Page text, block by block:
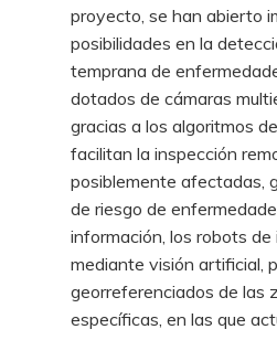
proyecto, se han abierto
posibilidades en la
temprana de
dotados de cámaras
gracias a los algoritmos
facilitan la inspección
posiblemente afectadas,
de riesgo de
información, los robots de
mediante visión artificial,
georreferenciados de las
específicas, en las que